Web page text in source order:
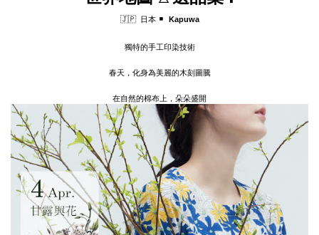
🇯🇵 日本 ▪ Kapuwa
獨特的手工印染技術
春天，化身為美麗的木刻圖騰
在自然的棉布上，朵朵盛開